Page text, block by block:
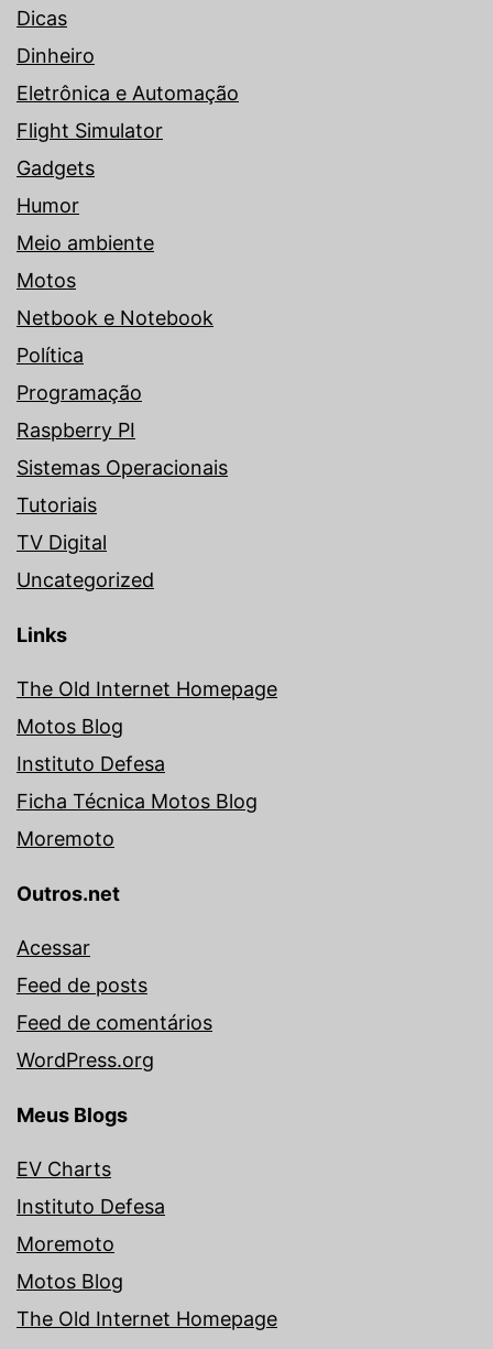
Dicas
Dinheiro
Eletrônica e Automação
Flight Simulator
Gadgets
Humor
Meio ambiente
Motos
Netbook e Notebook
Política
Programação
Raspberry PI
Sistemas Operacionais
Tutoriais
TV Digital
Uncategorized
Links
The Old Internet Homepage
Motos Blog
Instituto Defesa
Ficha Técnica Motos Blog
Moremoto
Outros.net
Acessar
Feed de posts
Feed de comentários
WordPress.org
Meus Blogs
EV Charts
Instituto Defesa
Moremoto
Motos Blog
The Old Internet Homepage